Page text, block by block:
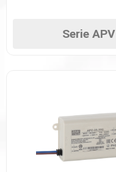
Serie APV